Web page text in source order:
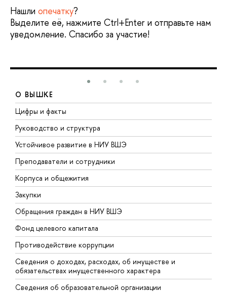
Нашли опечатку?
Выделите её, нажмите Ctrl+Enter и отправьте нам
уведомление. Спасибо за участие!
О ВЫШКЕ
Цифры и факты
Руководство и структура
Устойчивое развитие в НИУ ВШЭ
Преподаватели и сотрудники
Корпуса и общежития
Закупки
Обращения граждан в НИУ ВШЭ
Фонд целевого капитала
Противодействие коррупции
Сведения о доходах, расходах, об имуществе и
обязательствах имущественного характера
Сведения об образовательной организации